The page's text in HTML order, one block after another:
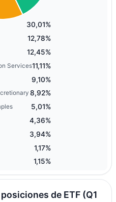
30,01%
12,78%
12,45%
Services11,11%
9,10%
8,92%
5,01%
4,36%
3,94%
1,17%
1,15%
de ETF (Q1